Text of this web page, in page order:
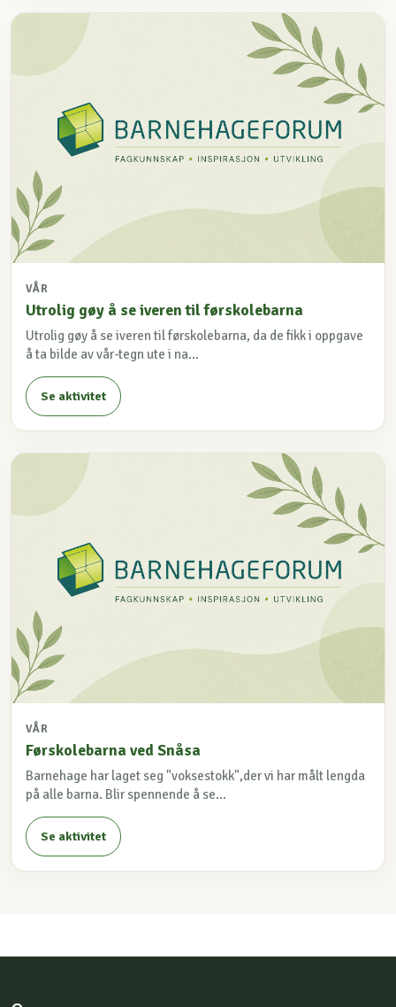
VÅR
Utrolig gøy å se iveren til førskolebarna
Utrolig gøy å se iveren til førskolebarna, da de fikk i oppgave
å ta bilde av vår-tegn ute i na...
Se aktivitet
VÅR
Førskolebarna ved Snåsa
Barnehage har laget seg "voksestokk",der vi har målt lengda
på alle barna. Blir spennende å se...
Se aktivitet